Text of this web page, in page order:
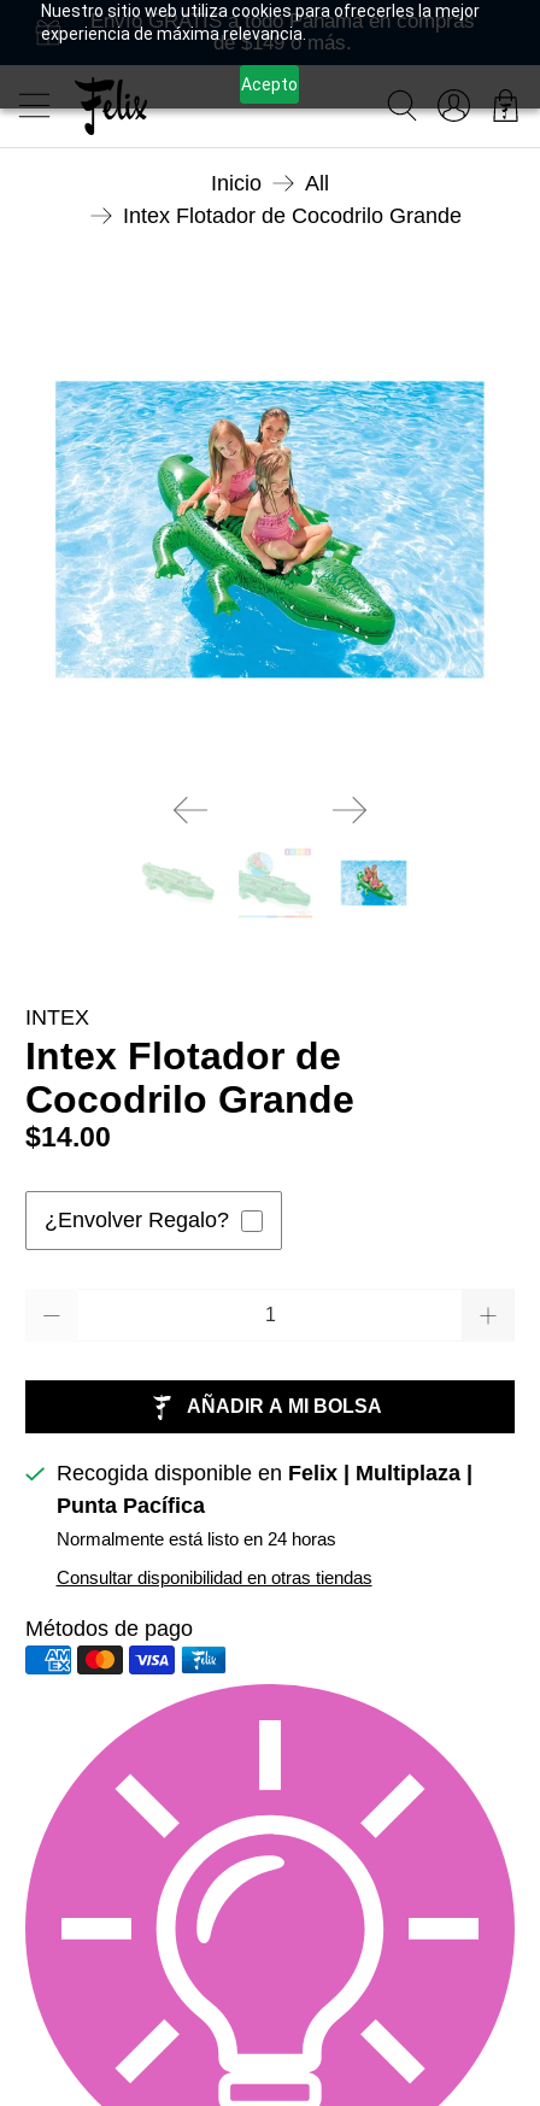
Nuestro sitio web utiliza cookies para ofrecerles la mejor
experiencia de máxima relevancia.
Acepto
Envío GRATIS a todo Panamá en compras
de $149 o más.
Inicio
All
Intex Flotador de Cocodrilo Grande
INTEX
Intex Flotador de
Cocodrilo Grande
$14.00
¿Envolver Regalo?
AÑADIR A MI BOLSA
Recogida disponible en Felix | Multiplaza |
Punta Pacífica
Normalmente está listo en 24 horas
Consultar disponibilidad en otras tiendas
Métodos de pago